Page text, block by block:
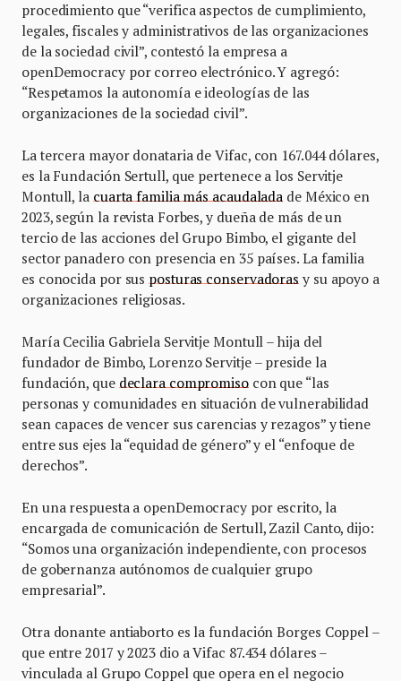
procedimiento que “verifica aspectos de cumplimiento,
legales, fiscales y administrativos de las organizaciones
de la sociedad civil”, contestó la empresa a
openDemocracy por correo electrónico. Y agregó:
“Respetamos la autonomía e ideologías de las
organizaciones de la sociedad civil”.
La tercera mayor donataria de Vifac, con 167.044 dólares,
es la Fundación Sertull, que pertenece a los Servitje
Montull, la cuarta familia más acaudalada de México en
2023, según la revista Forbes, y dueña de más de un
tercio de las acciones del Grupo Bimbo, el gigante del
sector panadero con presencia en 35 países. La familia
es conocida por susposturas conservadoras y su apoyo a
organizaciones religiosas.
María Cecilia Gabriela Servitje Montull – hija del
fundador de Bimbo, Lorenzo Servitje – preside la
fundación, que declara compromisocon que “las
personas y comunidades en situación de vulnerabilidad
sean capaces de vencer sus carencias y rezagos” y tiene
entre sus ejes la “equidad de género” y el “enfoque de
derechos”.
En una respuesta a openDemocracy por escrito, la
encargada de comunicación de Sertull, Zazil Canto, dijo:
“Somos una organización independiente, con procesos
de gobernanza autónomos de cualquier grupo
empresarial”.
Otra donante antiaborto es la fundación Borges Coppel –
que entre 2017 y 2023 dio a Vifac 87.434 dólares –
vinculada al Grupo Coppel que opera en el negocio